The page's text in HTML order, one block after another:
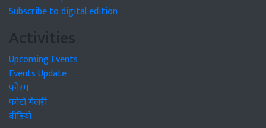
Subscribe to digital edition
Activities
Upcoming Events
Events Update
फोरम
फोटो गैलरी
वीडियो